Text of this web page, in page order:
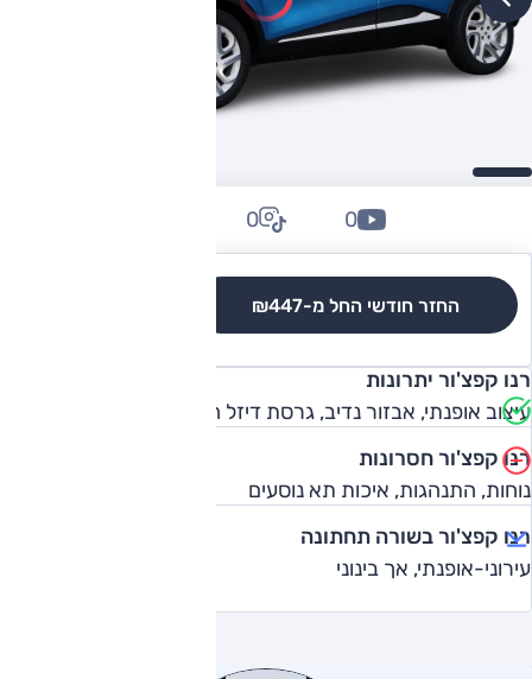
החזר חודשי החל מ-₪447
0
0
רנו קפצ'ור יתרונות
עיצוב אופנתי, אבזור נדיב, גרסת דיזל חסכונית
רנו קפצ'ור חסרונות
נוחות, התנהגות, איכות תא נוסעים
רנו קפצ'ור בשורה תחתונה
עירוני-אופנתי, אך בינוני